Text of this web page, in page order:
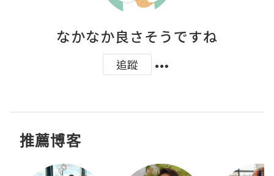
なかなか良さそうですね
追蹤
推薦博客